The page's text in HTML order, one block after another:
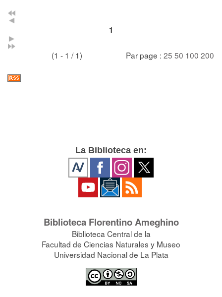
1
(1 - 1 / 1) Par page : 25 50 100 200
La Biblioteca en:
Biblioteca Florentino Ameghino
Biblioteca Central de la
Facultad de Ciencias Naturales y Museo
Universidad Nacional de La Plata